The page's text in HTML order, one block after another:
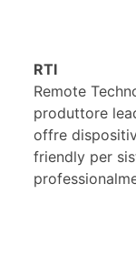
RTI
Remote
produttore
offre
friendly per